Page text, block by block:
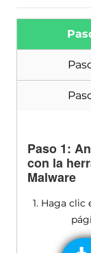
Paso 1:
con la
Malware
1. Haga clic